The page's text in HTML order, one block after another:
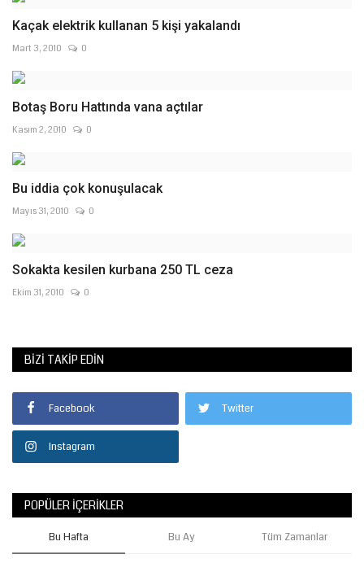
Kaçak elektrik kullanan 5 kişi yakalandı
Mart 3, 2010 0
Botaş Boru Hattında vana açtılar
Kasım 2, 2010 0
Bu iddia çok konuşulacak
Mayıs 31, 2010 0
Sokakta kesilen kurbana 250 TL ceza
Ekim 31, 2010 0
BIZI TAKIP EDIN
Facebook Twitter
Instagram
POPÜLER İÇERIKLER
Bu Hafta Bu Ay Tüm Zamanlar